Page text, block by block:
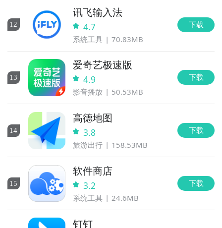
12
讯飞输入法
4.7
系统工具 70.83MB
下载
13
爱奇艺极速版
4.9
影音播放 50.53MB
下载
14
高德地图
3.8
旅游出行 158.53MB
下载
15
软件商店
3.2
系统工具 24.6MB
下载
钉钉